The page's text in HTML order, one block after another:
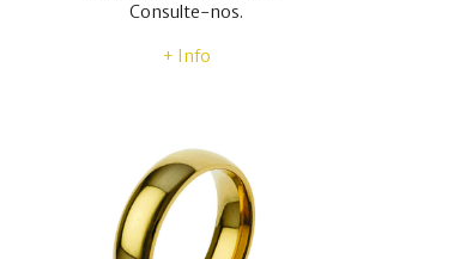
Consulte-nos.
+ Info